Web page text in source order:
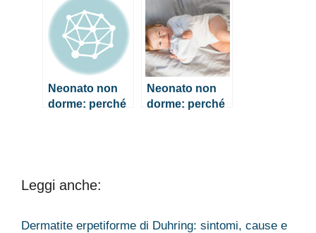
calmarlo
Neonato non
dorme: perché
Neonato non
dorme: perché
Leggi anche:
Dermatite erpetiforme di Duhring: sintomi, cause e